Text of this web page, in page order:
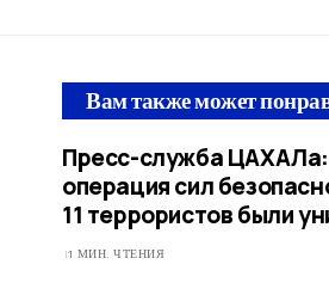
Вам также может
Пресс-служба
операция сил
11 террористов были
1 МИН. ЧТЕНИЯ